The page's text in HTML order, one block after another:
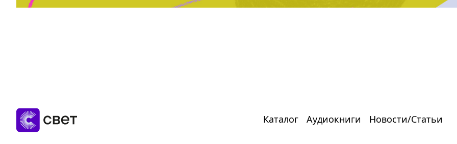
Дружба, любовь, взросление
Каталог Аудиокниги Новости/Статьи